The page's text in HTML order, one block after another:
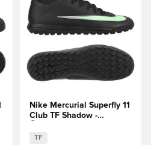
Nike Mercurial Superfly 11
Club TF Shadow -
TF